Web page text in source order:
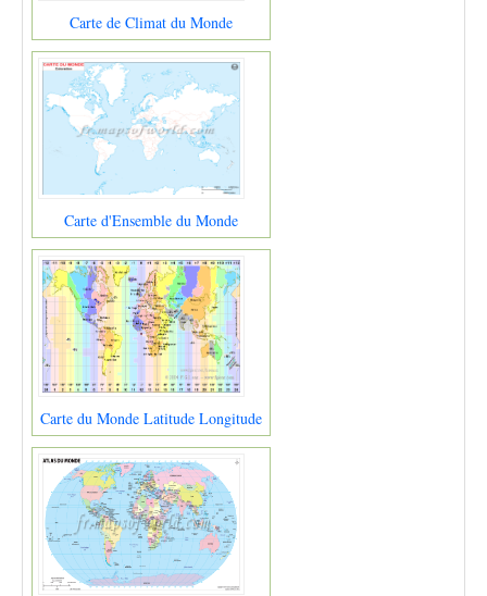
Carte de Climat du Monde
Carte d'Ensemble du Monde
Carte du Monde Latitude Longitude